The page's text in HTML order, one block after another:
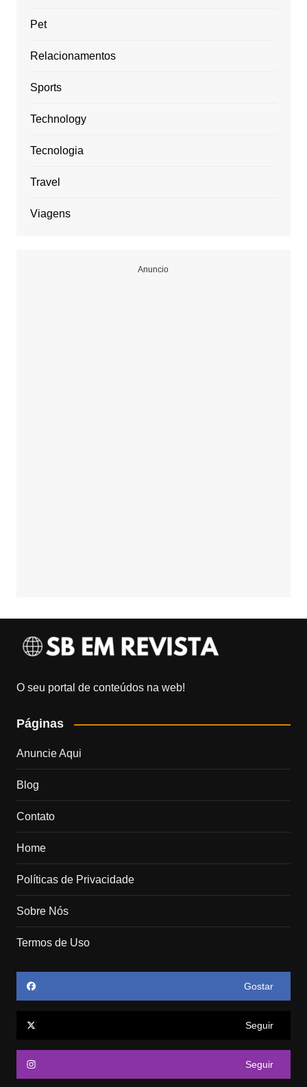
Pet
Relacionamentos
Sports
Technology
Tecnologia
Travel
Viagens
Anuncio
O seu portal de conteúdos na web!
Páginas
Anuncie Aqui
Blog
Contato
Home
Políticas de Privacidade
Sobre Nós
Termos de Uso
Gostar
Seguir
Seguir